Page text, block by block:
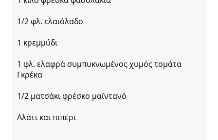
1/2 φλ. ελαιόλαδο
1 κρεμμύδι
1 φλ. ελαφρά συμπυκνωμένος χυμός τομάτα
Γκρέκα
1/2 ματσάκι φρέσκο μαϊντανό
Αλάτι και πιπέρι